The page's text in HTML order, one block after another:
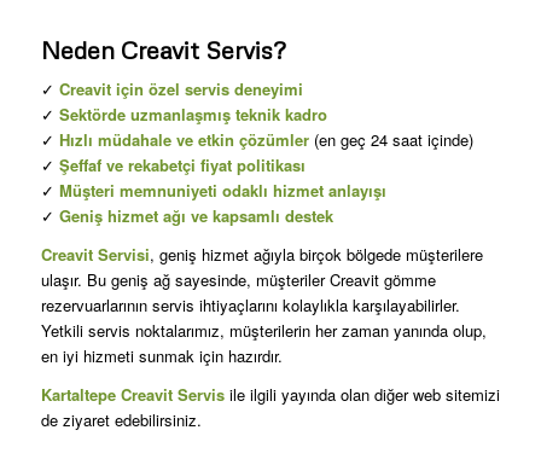
Neden Creavit Servis?
✓ Creavit için özel servis deneyimi
✓ Sektörde uzmanlaşmış teknik kadro
✓ Hızlı müdahale ve etkin çözümler(en geç 24 saat içinde)
✓ Şeffaf ve rekabetçi fiyat politikası
✓ Müşteri memnuniyeti odaklı hizmet anlayışı
✓ Geniş hizmet ağı ve kapsamlı destek
Creavit Servisi, geniş hizmet ağıyla birçok bölgede müşterilere
ulaşır. Bu geniş ağ sayesinde, müşteriler Creavit gömme
rezervuarlarının servis ihtiyaçlarını kolaylıkla karşılayabilirler.
Yetkili servis noktalarımız, müşterilerin her zaman yanında olup,
en iyi hizmeti sunmak için hazırdır.
Kartaltepe Creavit Servisile ilgili yayında olan diğer web sitemizi
de ziyaret edebilirsiniz.